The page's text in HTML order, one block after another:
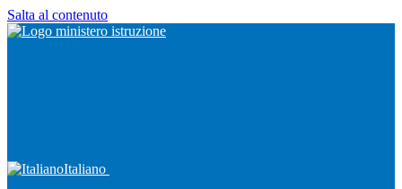
Salta al contenuto
Italiano